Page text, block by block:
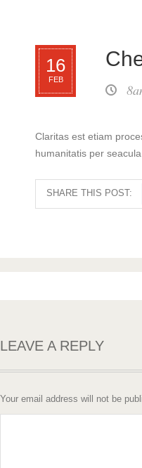
16
FEB
Claritas est etiam
humanitatis per
SHARE THIS POST:
LEAVE A REPLY
Your email address will not be